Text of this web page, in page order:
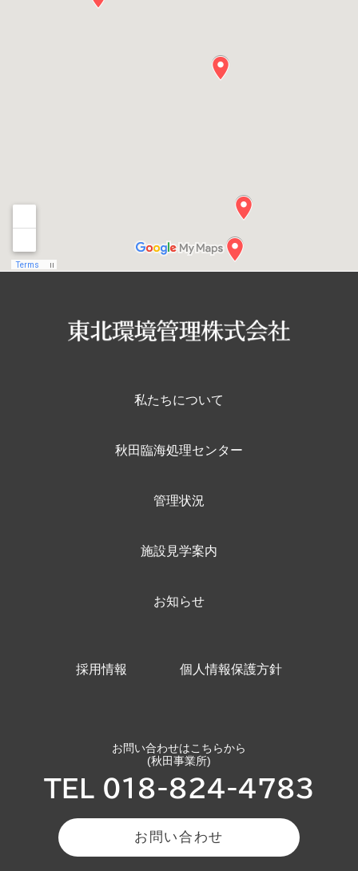
私たちについて
秋田臨海処理センター
管理状況
施設見学案内
お知らせ
採用情報 個人情報保護方針
お問い合わせはこちらから
(秋田事業所)
TEL 018-824-4783
お問い合わせ